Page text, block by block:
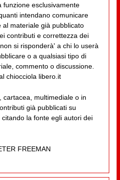
funzione esclusivamente
intendano comunicare
materiale già pubblicato
contributi e correttezza dei
si risponderà' a chi lo userà
o a qualsiasi tipo di
commento o discussione.
chiocciola libero.it
cartacea, multimediale o in
già pubblicati su
la fonte egli autori dei
FREEMAN